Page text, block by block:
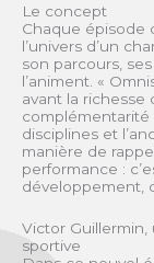
Le concept
Chaque épisode
l’univers d’un
son parcours,
l’animent. «
avant la richesse
complémentarité
disciplines et
manière de
performance :
développement,
Victor
sportive